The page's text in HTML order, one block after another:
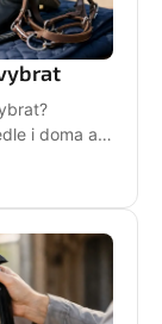
i doma a